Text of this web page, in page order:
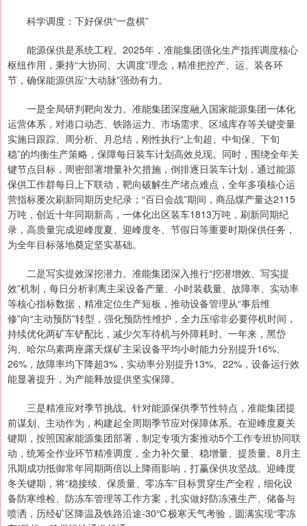
科学调度：下好保供“一盘棋”
能源保供是系统工程。2025年，准能集团强化生产指挥调度核心
枢纽作用，秉持“大协同、大调度”理念，精准把控产、运、装各环
节，确保能源供应“大动脉”强劲有力。
一是全局研判靶向发力。准能集团深度融入国家能源集团一体化
运营体系，对港口动态、铁路运力、市场需求、区域库存等关键变量
实施日跟踪、周分析、月总结，刚性执行“上旬超、中旬保、下旬
稳”的均衡生产策略，保障每日装车计划高效兑现。同时，围绕全年关
键节点目标，周密部署增量补欠措施，倒排逐日装车计划，通过能源
保供工作群每日上下联动，靶向破解生产堵点难点，全年多项核心运
营指标屡次刷新同期历史纪录；“百日会战”期间，商品煤产量达2115
万吨，创近十年同期新高，一体化出区装车1813万吨，刷新同期纪
录，高质量完成迎峰度夏、迎峰度冬、节假日等重要时期保供任务，
为全年目标落地奠定坚实基础。
二是写实提效深挖潜力。准能集团深入推行“挖潜增效、写实提
效”机制，每日分析剥离主采设备产量、小时装载量、故障率、实动率
等核心指标数据，精准定位生产短板，推动设备管理从“事后维
修”向“主动预防”转型，强化预防性维护，全力压缩非必要停机时间，
持续优化两矿车铲配比，减少欠车待机与外障耗时。一年来，黑岱
沟、哈尔乌素两座露天煤矿主采设备平均小时能力分别提升16%、
26%，故障率均下降超3%，实动率分别提升13%、22%，设备运行效
能显著提升，为产能释放提供坚实保障。
三是精准应对季节挑战。针对能源保供季节性特点，准能集团提
前谋划、主动作为，构建起全周期季节应对保障体系。在迎峰度夏关
键期，按照国家能源集团部署，制定专项方案推动5个工作专班协同联
动，统筹全作业环节精准调度，全力补欠量、稳增量、提质量。8月主
汛期成功抵御常年同期两倍以上降雨影响，打赢保供攻坚战。迎峰度
冬关键期，将“稳接续、保质量、零冻车”目标贯穿生产全程，细化设
备防寒维检、防冻车管理等工作方案，扎实做好防冻液生产、储备与
喷洒，历经矿区降温及铁路沿途-30℃极寒天气考验，圆满实现“零冻